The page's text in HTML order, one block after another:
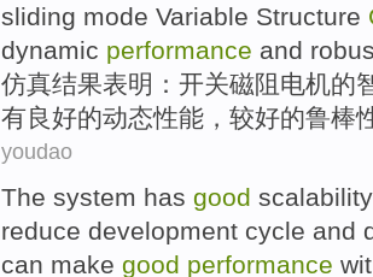
sliding mode Variable Structure
dynamic performance and
仿真结果表明 ： 开关磁阻电机的
有良好的动态性能 ，较好的鲁棒
youdao
The system has good scalability
reduce development cycle and
can make good performance